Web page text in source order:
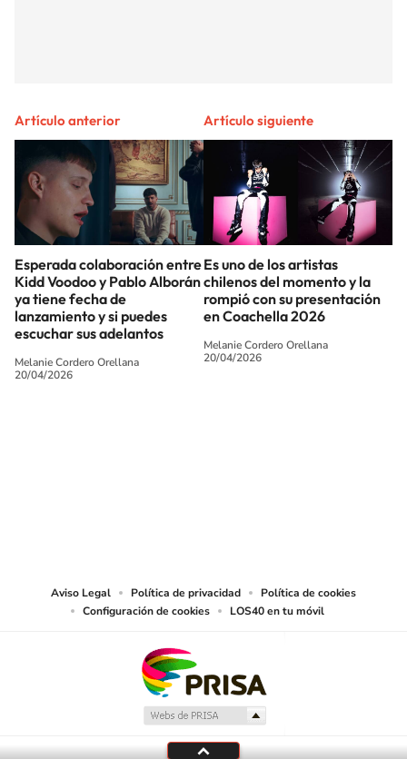
Artículo anterior
Esperada colaboración entre
Kidd Voodoo y Pablo Alborán
ya tiene fecha de
lanzamiento y si puedes
escuchar sus adelantos
Melanie Cordero Orellana
20/04/2026
Artículo siguiente
Es uno de los artistas
chilenos del momento y la
rompió con su presentación
en Coachella 2026
Melanie Cordero Orellana
20/04/2026
Aviso Legal Política de privacidad
Política de cookies
Configuración de cookies
LOS40 en tu móvil